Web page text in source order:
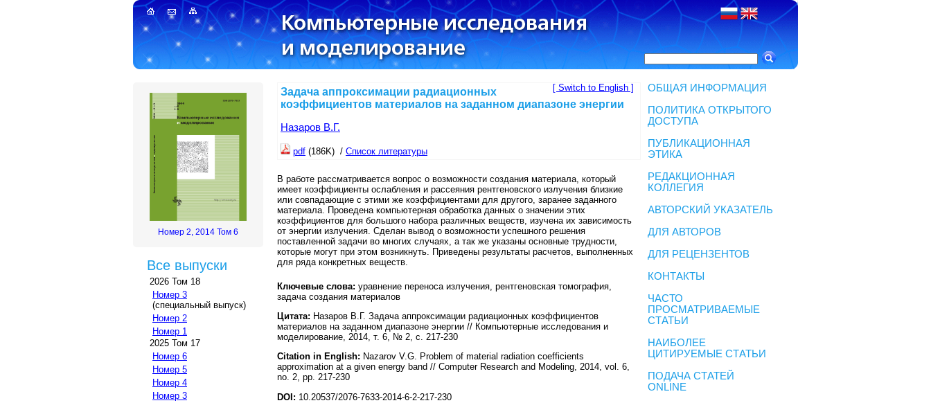
Номер 2, 2014 Том 6
Все выпуски
2026 Том 18
Номер 3
(специальный выпуск)
Номер 2
Номер 1
2025 Том 17
Номер 6
Номер 5
Номер 4
Номер 3
[ Switch to English ]
Задача аппроксимации радиационных
коэффициентов материалов на заданном диапазоне энергии
Назаров В.Г.
pdf (186K) / Список литературы
В работе рассматривается вопрос о возможности создания материала, который
имеет коэффициенты ослабления и рассеяния рентгеновского излучения близкие
или совпадающие с этими же коэффициентами для другого, заранее заданного
материала. Проведена компьютерная обработка данных о значении этих
коэффициентов для большого набора различных веществ, изучена их зависимость
от энергии излучения. Сделан вывод о возможности успешного решения
поставленной задачи во многих случаях, а так же указаны основные трудности,
которые могут при этом возникнуть. Приведены результаты расчетов, выполненных
для ряда конкретных веществ.
Ключевые слова: уравнение переноса излучения, рентгеновская томография,
задача создания материалов
Цитата: Назаров В.Г. Задача аппроксимации радиационных коэффициентов
материалов на заданном диапазоне энергии // Компьютерные исследования и
моделирование, 2014, т. 6, № 2, с. 217-230
Citation in English: Nazarov V.G. Problem of material radiation coefficients
approximation at a given energy band // Computer Research and Modeling, 2014, vol. 6,
no. 2, pp. 217-230
DOI: 10.20537/2076-7633-2014-6-2-217-230
ОБЩАЯ ИНФОРМАЦИЯ
ПОЛИТИКА ОТКРЫТОГО
ДОСТУПА
ПУБЛИКАЦИОННАЯ
ЭТИКА
РЕДАКЦИОННАЯ
КОЛЛЕГИЯ
АВТОРСКИЙ УКАЗАТЕЛЬ
ДЛЯ АВТОРОВ
ДЛЯ РЕЦЕНЗЕНТОВ
КОНТАКТЫ
ЧАСТО
ПРОСМАТРИВАЕМЫЕ
СТАТЬИ
НАИБОЛЕЕ
ЦИТИРУЕМЫЕ СТАТЬИ
ПОДАЧА СТАТЕЙ
ONLINE